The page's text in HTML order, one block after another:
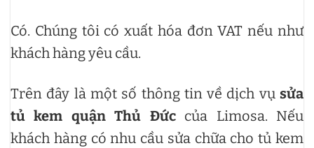
Có. Chúng tôi có xuất hóa đơn VAT nếu như
khách hàng yêu cầu.
Trên đây là một số thông tin về dịch vụ sửa
tủ kem quận Thủ Đứccủa Limosa. Nếu
khách hàng có nhu cầu sửa chữa cho tủ kem